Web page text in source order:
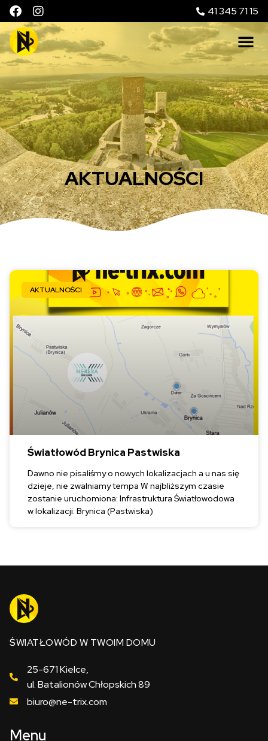
41 345 71 15
AKTUALNOŚCI
AKTUALNOŚCI
Światłowód Brynica Pastwiska
Dawno nie pisaliśmy o nowych lokalizacjach a u nas się
dzieje, nie zwalniamy tempa W najbliższym czasie
zostanie uruchomiona: Infrastruktura Światłowodowa
w lokalizacji: Brynica (Pastwiska)
ŚWIATŁOWÓD W TWOIM DOMU
25-671 Kielce,
ul. Batalionów Chłopskich 89
biuro@ne-trix.com
Menu